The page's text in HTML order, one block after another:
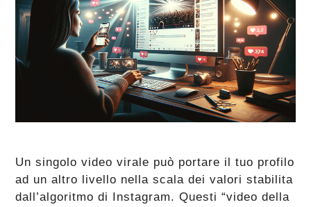
Un singolo video virale può portare il tuo profilo
ad un altro livello nella scala dei valori stabilita
dall’algoritmo di Instagram. Questi “video della